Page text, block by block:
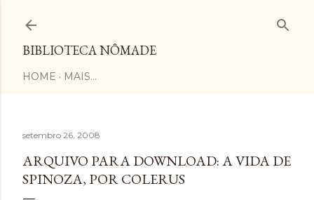
BIBLIOTECA NÔMADE
HOME MAIS…
setembro 26, 2008
ARQUIVO PARA DOWNLOAD: A VIDA DE
SPINOZA, POR COLERUS